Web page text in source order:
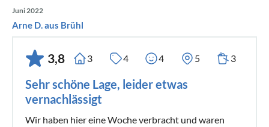
Juni 2022
Arne D. aus Brühl
3,8 3 4 4 5 3
Sehr schöne Lage, leider etwas
vernachlässigt
Wir haben hier eine Woche verbracht und waren